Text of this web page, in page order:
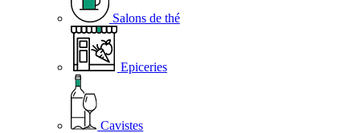
Salons de thé
Epiceries
Cavistes